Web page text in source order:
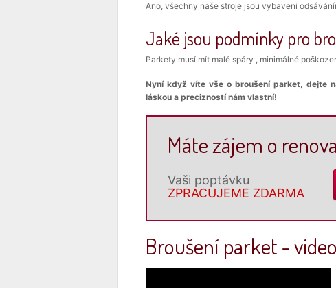
Ano, všechny naše stroje jsou vybaveni
Jaké jsou podmínky pro
Parkety musí mít malé spáry , minimálné
Nyní když víte vše o broušení parket, dejte
láskou a precizností nám vlastní!
Máte zájem o
Vaši poptávku
ZPRACUJEME ZDARMA
Broušení parket - video